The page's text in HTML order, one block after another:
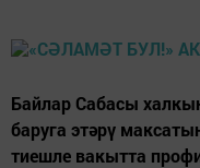
Байлар Сабасы
баруга этәрү
тиешле вакытта